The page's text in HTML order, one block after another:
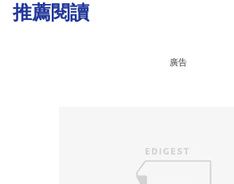
推薦閱讀
廣告